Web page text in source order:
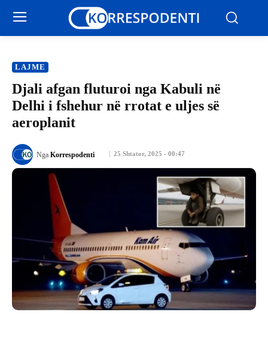
LAJME
Djali afgan fluturoi nga Kabuli në
Delhi i fshehur në rrotat e uljes së
aeroplanit
25 Shtator, 2025 - 00:47
Nga Korrespodenti